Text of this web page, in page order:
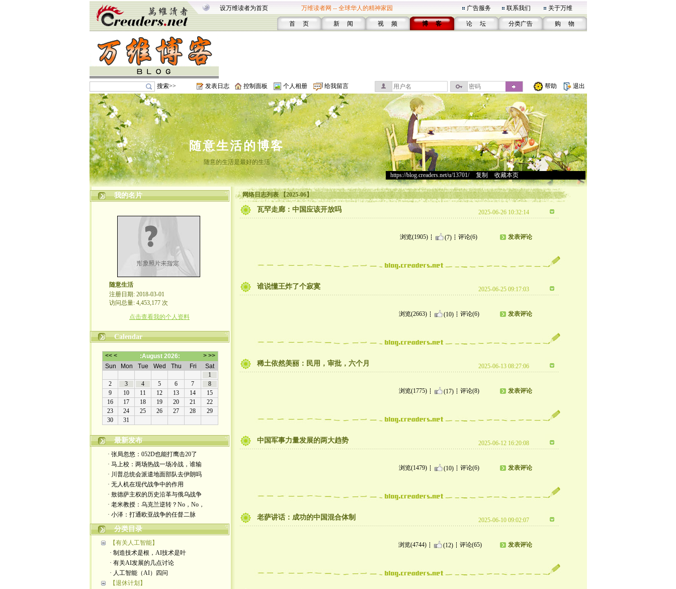
设万维读者为首页 万维读者网 -- 全球华人的精神家园 广告服务 联系我们 关于万维
首 页 新 闻 视 频 博 客 论 坛 分类广告 购 物
搜索>> 发表日志 控制面板 个人相册 给我留言 帮助 退出
随意生活的博客
随意的生活是最好的生活
https://blog.creaders.net/u/13701/> 复制 收藏本页
我的名片
随意生活
注册日期: 2018-03-01
访问总量: 4,453,177 次
点击查看我的个人资料
Calendar
最新发布
· 张局忽悠：052D也能打鹰击20了
· 马上校：两场热战一场冷战，谁输
· 川普总统会派遣地面部队去伊朗吗
· 无人机在现代战争中的作用
· 敖德萨主权的历史沿革与俄乌战争
· 老米教授：乌克兰逆转？No，No，
· 小泽：打通欧亚战争的任督二脉
分类目录
【有关人工智能】
· 制造技术是根，AI技术是叶
· 有关AI发展的几点讨论
· 人工智能（AI）四问
【退休计划】
网络日志列表 【2025-06】
瓦罕走廊：中国应该开放吗 2025-06-26 10:32:14
浏览(1905) (7) 评论(6) 发表评论
谁说懂王炸了个寂寞 2025-06-25 09:17:03
浏览(2663) (10) 评论(6) 发表评论
稀土依然美丽：民用，审批，六个月 2025-06-13 08:27:06
浏览(1775) (17) 评论(8) 发表评论
中国军事力量发展的两大趋势 2025-06-12 16:20:08
浏览(1479) (10) 评论(6) 发表评论
老萨讲话：成功的中国混合体制 2025-06-10 09:02:07
浏览(4744) (12) 评论(65) 发表评论